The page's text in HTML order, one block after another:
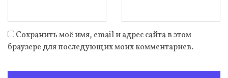
Сохранить моё имя, email и адрес сайта в этом
браузере для последующих моих комментариев.